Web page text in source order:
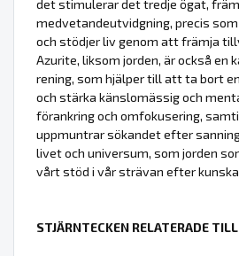
det stimulerar det tredje ögat,
medvetandeutvidgning, precis
och stödjer liv genom att främja
Azurite, liksom jorden, är också en
rening, som hjälper till att ta bort
och stärka känslomässig och
förankring och omfokusering,
uppmuntrar sökandet efter
livet och universum, som jorden
vårt stöd i vår strävan efter
STJÄRNTECKEN RELATERADE